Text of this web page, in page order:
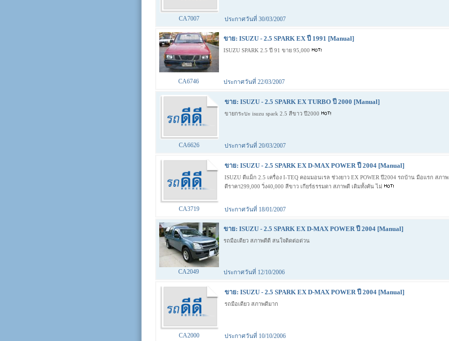
CA7007 ประกาศวันที่ 30/03/2007
ขาย: ISUZU - 2.5 SPARK EX ปี 1991 [Manual]
ISUZU SPARK 2.5 ปี 91 ขาย 95,000
CA6746 ประกาศวันที่ 22/03/2007
ขาย: ISUZU - 2.5 SPARK EX TURBO ปี 2000 [Manual]
ขายกระบะ isuzu spark 2.5 สีขาว ปี2000
CA6626 ประกาศวันที่ 20/03/2007
ขาย: ISUZU - 2.5 SPARK EX D-MAX POWER ปี 2004 [Manual]
ISUZU ดีแม็ก 2.5 เครื่อง I-TEQ คอมมอนเรล ช่วงยาว EX POWER ปี2004 รถบ้าน มือแรก สภาพ
ดีราคา299,000 วิ่ง40,000 สีขาว เกียร์ธรรมดา สภาพดี เดิมทั้งคัน ไม่
CA3719 ประกาศวันที่ 18/01/2007
ขาย: ISUZU - 2.5 SPARK EX D-MAX POWER ปี 2004 [Manual]
รถมือเดียว สภาพดีดี สนใจติดต่อด่วน
CA2049 ประกาศวันที่ 12/10/2006
ขาย: ISUZU - 2.5 SPARK EX D-MAX POWER ปี 2004 [Manual]
รถมือเดียว สภาพดีมาก
CA2000 ประกาศวันที่ 10/10/2006